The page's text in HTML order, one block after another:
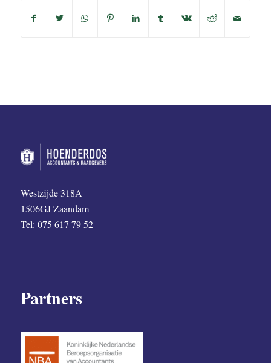
Westzijde 318A
1506GJ Zaandam
Tel: 075 617 79 52
Partners